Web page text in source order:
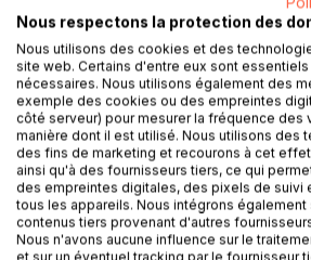
AJOUTER AU PANIER
Ajouter à ma liste d'envies
Laisser un avis
Nous respectons la protection des
Nous utilisons des cookies et des
site web. Certains d'entre eux sont
nécessaires. Nous utilisons également des
exemple des cookies ou des empreintes
côté serveur) pour mesurer la fréquence des
manière dont il est utilisé. Nous utilisons des
des fins de marketing et recourons à cet
ainsi qu'à des fournisseurs tiers, ce qui
des empreintes digitales, des pixels de suivi
tous les appareils. Nous intégrons également
contenus tiers provenant d'autres
Nous n'avons aucune influence sur le
et sur un éventuel tracking par le fournisseur